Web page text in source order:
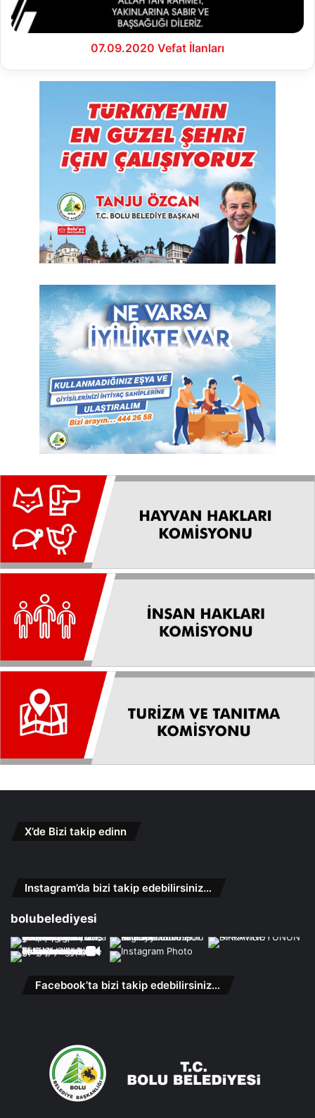
07.09.2020 Vefat İlanları
X’de Bizi takip edinn
Instagram’da bizi takip edebilirsiniz…
bolubelediyesi
Facebook’ta bizi takip edebilirsiniz…